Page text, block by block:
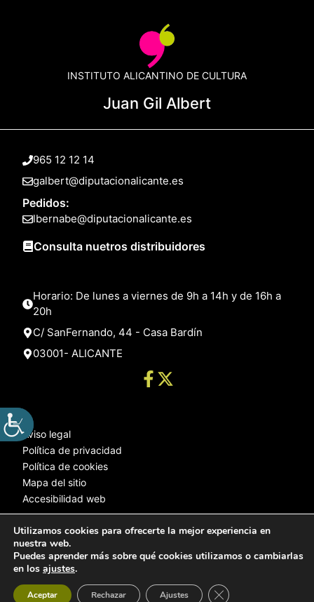
INSTITUTO ALICANTINO DE CULTURA
Juan Gil Albert
965 12 12 14
galbert@diputacionalicante.es
Pedidos:
lbernabe@diputacionalicante.es
Consulta nuetros distribuidores
Horario: De lunes a viernes de 9h a 14h y de 16h a
20h
C/ SanFernando, 44 - Casa Bardín
03001- ALICANTE
Aviso legal
Política de privacidad
Política de cookies
Mapa del sitio
Accesibilidad web
© 2025 Web desarrollada por el Servicio de Informática de Diputación
Utilizamos cookies para ofrecerte la mejor experiencia en
nuestra web.
Puedes aprender más sobre qué cookies utilizamos o cambiarlas
en los ajustes.
Aceptar Rechazar Ajustes Cerrar el banner de